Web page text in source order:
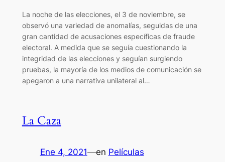
La noche de las elecciones, el 3 de noviembre, se
observó una variedad de anomalías, seguidas de una
gran cantidad de acusaciones específicas de fraude
electoral. A medida que se seguía cuestionando la
integridad de las elecciones y seguían surgiendo
pruebas, la mayoría de los medios de comunicación se
apegaron a una narrativa unilateral al…
La Caza
Ene 4, 2021—en Películas